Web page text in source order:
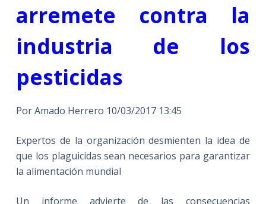
arremete contra la
industria de los
pesticidas
Por Amado Herrero 10/03/2017 13:45
Expertos de la organización desmienten la idea de
que los plaguicidas sean necesarios para garantizar
la alimentación mundial
Un informe advierte de las consecuencias